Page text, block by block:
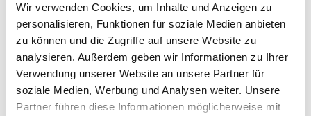
Wir verwenden Cookies, um Inhalte und Anzeigen zu
personalisieren, Funktionen für soziale Medien anbieten
zu können und die Zugriffe auf unsere Website zu
analysieren. Außerdem geben wir Informationen zu Ihrer
Verwendung unserer Website an unsere Partner für
soziale Medien, Werbung und Analysen weiter. Unsere
Partner führen diese Informationen möglicherweise mit